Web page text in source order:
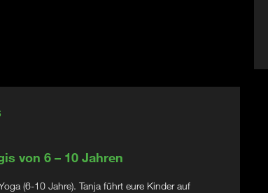
von 6 – 10 Jahren
(6-10 Jahre). Tanja führt eure Kinder auf